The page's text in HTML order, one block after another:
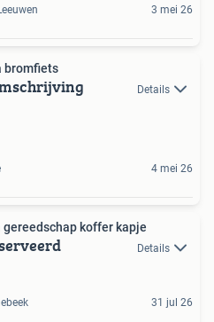
3 mei 26
bromfiets
Details
4 mei 26
gereedschap koffer kapje
Details
31 jul 26